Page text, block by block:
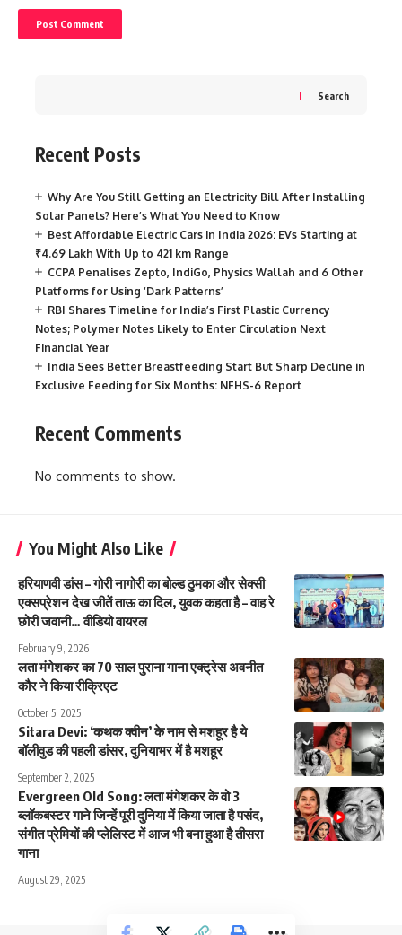
Search
Recent Posts
Why Are You Still Getting an Electricity Bill After Installing
Solar Panels? Here’s What You Need to Know
Best Affordable Electric Cars in India 2026: EVs Starting at
₹4.69 Lakh With Up to 421 km Range
CCPA Penalises Zepto, IndiGo, Physics Wallah and 6 Other
Platforms for Using ‘Dark Patterns’
RBI Shares Timeline for India’s First Plastic Currency
Notes; Polymer Notes Likely to Enter Circulation Next
Financial Year
India Sees Better Breastfeeding Start But Sharp Decline in
Exclusive Feeding for Six Months: NFHS-6 Report
Recent Comments
No comments to show.
You Might Also Like
हरियाणवी डांस – गोरी नागोरी का बोल्ड ठुमका और सेक्सी
एक्सप्रेशन देख जीतें ताऊ का दिल, युवक कहता है – वाह रे
छोरी जवानी… वीडियो वायरल
February 9, 2026
लता मंगेशकर का 70 साल पुराना गाना एक्ट्रेस अवनीत
कौर ने किया रीक्रिएट
October 5, 2025
Sitara Devi: ‘कथक क्वीन’ के नाम से मशहूर है ये
बॉलीवुड की पहली डांसर, दुनियाभर में है मशहूर
September 2, 2025
Evergreen Old Song: लता मंगेशकर के वो 3
ब्लॉकबस्टर गाने जिन्हें पूरी दुनिया में किया जाता है पसंद,
संगीत प्रेमियों की प्लेलिस्ट में आज भी बना हुआ है तीसरा
गाना
August 29, 2025